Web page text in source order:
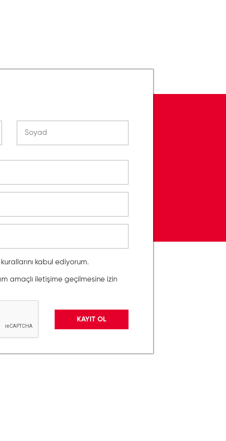
kabul ediyorum.
amaçlı iletişime geçilmesine izin